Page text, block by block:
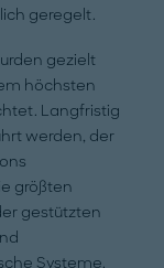
geregelt.
gezielt
höchsten
Langfristig
werden, der
größten
gestützten
Systeme.